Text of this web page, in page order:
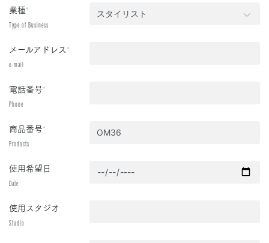
業種*
Type of Business
メールアドレス*
e-mail
電話番号*
Phone
商品番号*
Products
使用希望日
Date
使用スタジオ
Studio